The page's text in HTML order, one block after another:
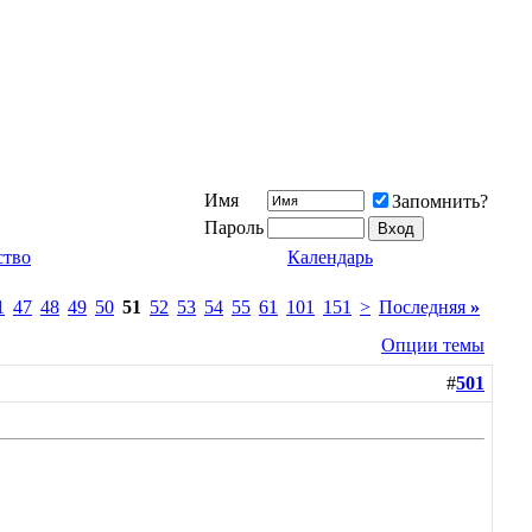
Имя
Запомнить?
Пароль
Календарь
47 48 49 50 51 52 53 54 55 61 101 151 > Последняя »
Опции темы
#501